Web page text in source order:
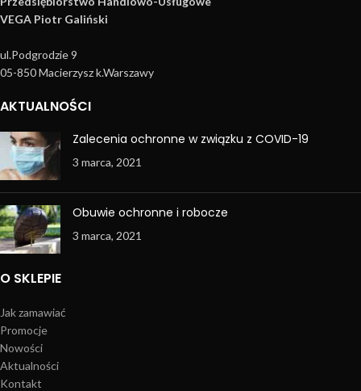
VEGA Piotr Galiński
ul.Podgrodzie 9
05-850 Macierzysz k.Warszawy
AKTUALNOŚCI
Zalecenia ochronne w związku z COVID-19
3 marca, 2021
Obuwie ochronne i robocze
3 marca, 2021
O SKLEPIE
Jak zamawiać
Promocje
Nowości
Aktualności
Kontakt